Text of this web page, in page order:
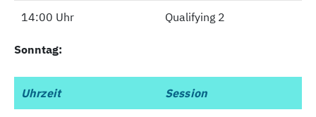
14:00 Uhr Qualifying 2
14:00 Uhr
Sonntag:
Uhrzeit Session
Uhrzeit